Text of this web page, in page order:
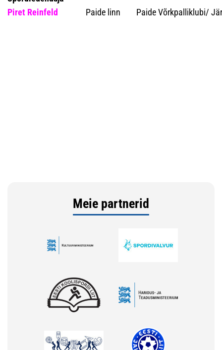
Piret Reinfeld
Paide linn Paide Võrkpalliklubi/
Meie partnerid